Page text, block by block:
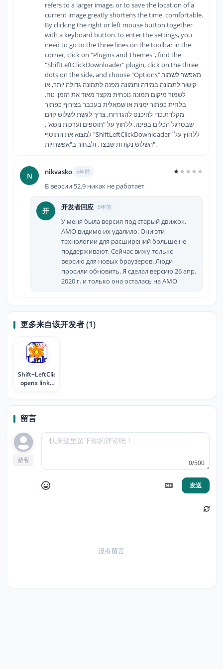
refers to a larger image, or to save the location of a
current image greatly shortens the time. comfortable.
By clicking the right or left mouse button together
with a keyboard button.To enter the settings, you
need to go to the three lines on the toolbar in the
corner, click on "Plugins and Themes", find the
"ShiftLeftClickDownloader" plugin, click on the three
dots on the side, and choose "Options".מאפשר לשמור
קישור לתמונה במידה ותמונה מפנה לתמונה גדולה יותר, או
לשמור מיקום תמונה נוכחית מקצר מאוד את הזמן. נוח.
בלחית כפתור ימנית או שמאלית בעכבר בצירוף כפתור
מקלדת.כדי להיכנס להגדרות, צריך לגשת לשלוש קוים
שבסרגל הכלים בפינה, ללחוץ על "תוספים וערכות נושא",
למצוא את התוסף "ShiftLeftClickDownloader" ללחוץ על
השלוש נקודות שבצד, ולבחור ב"אפשרויות".
N nikvasko 5年前
В версии 52.9 никак не работает
开 开发者回应 5年前
У меня была версия под старый движок.
АМО видимо их удалило. Они эти
технологии для расширений больше не
поддерживают. Сейчас вижу только
версию для новых браузеров. Люди
просили обновить. Я сделал версию 26 апр.
2020 г. и только она осталась на АМО
更多来自该开发者 (1)
Shift+LeftClick
opens links
active tab
留言
游客 0/500
发送
没有留言